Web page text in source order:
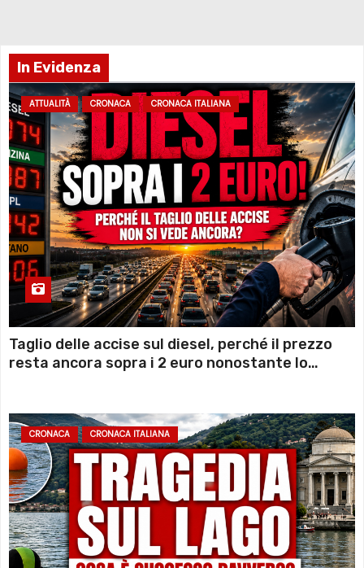
In Evidenza
ATTUALITÀ CRONACA CRONACA ITALIANA
Taglio delle accise sul diesel, perché il prezzo
resta ancora sopra i 2 euro nonostante lo
CRONACA CRONACA ITALIANA